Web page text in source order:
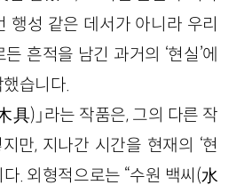
행성 같은 데서가 아니라 우리
흔적을 남긴 과거의 ‘현실’에
습니다.
具)」라는 작품은, 그의 다른 작
만, 지나간 시간을 현재의 ‘현
다. 외형적으로는 “수원 백씨(水